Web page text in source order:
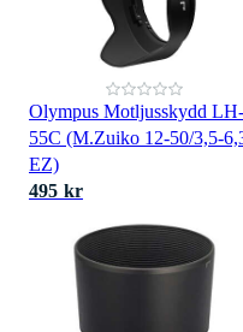
Olympus Motljusskydd LH-
55C (M.Zuiko 12-50/3,5-
EZ)
495 kr